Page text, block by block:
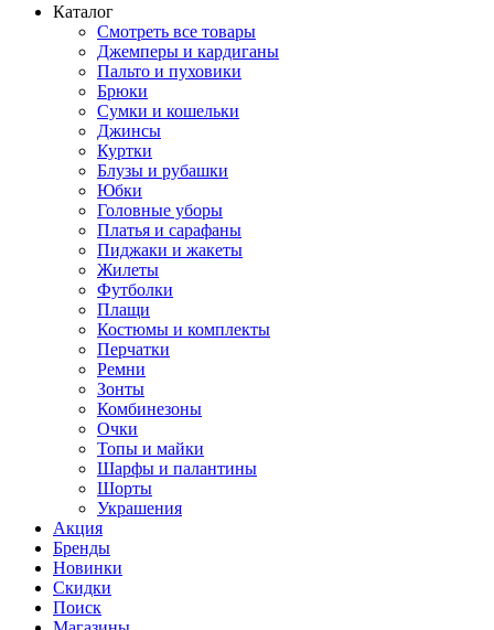
Каталог
Смотреть все товары
Джемперы и кардиганы
Пальто и пуховики
Брюки
Сумки и кошельки
Джинсы
Куртки
Блузы и рубашки
Юбки
Головные уборы
Платья и сарафаны
Пиджаки и жакеты
Жилеты
Футболки
Плащи
Костюмы и комплекты
Перчатки
Ремни
Зонты
Комбинезоны
Очки
Топы и майки
Шарфы и палантины
Шорты
Украшения
Акция
Бренды
Новинки
Скидки
Поиск